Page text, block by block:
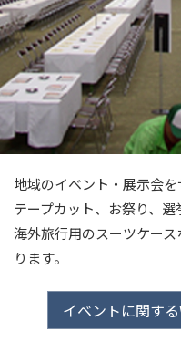
地域のイベント・展示会を
テープカット、お祭り、選
海外旅行用のスーツケー
ります。
イベントに関す